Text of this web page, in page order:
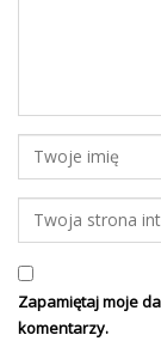
Zapamiętaj moje
komentarzy.